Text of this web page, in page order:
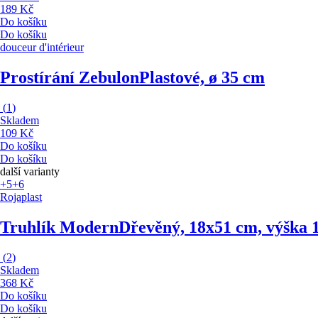
189 Kč
Do košíku
Do košíku
douceur d'intérieur
Prostírání ZebulonPlastové, ø 35 cm
(1)
Skladem
109 Kč
Do košíku
Do košíku
další varianty
+5+6
Rojaplast
Truhlík ModernDřevěný, 18x51 cm, výška
(2)
Skladem
368 Kč
Do košíku
Do košíku